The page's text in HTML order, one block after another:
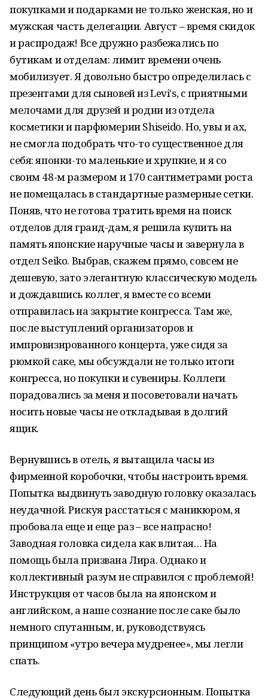
покупками и подарками не только женская, но и
мужская часть делегации. Август – время скидок
и распродаж! Все дружно разбежались по
бутикам и отделам: лимит времени очень
мобилизует. Я довольно быстро определилась с
презентами для сыновей из Levi's, с приятными
мелочами для друзей и родни из отдела
косметики и парфюмерии Shiseido. Но, увы и ах,
не смогла подобрать что-то существенное для
себя: японки-то маленькие и хрупкие, и я со
своим 48-м размером и 170 сантиметрами роста
не помещалась в стандартные размерные сетки.
Поняв, что не готова тратить время на поиск
отделов для гранд-дам, я решила купить на
память японские наручные часы и завернула в
отдел Seiko. Выбрав, скажем прямо, совсем не
дешевую, зато элегантную классическую модель
и дождавшись коллег, я вместе со всеми
отправилась на закрытие конгресса. Там же,
после выступлений организаторов и
импровизированного концерта, уже сидя за
рюмкой саке, мы обсуждали не только итоги
конгресса, но покупки и сувениры. Коллеги
порадовались за меня и посоветовали начать
носить новые часы не откладывая в долгий
ящик.
Вернувшись в отель, я вытащила часы из
фирменной коробочки, чтобы настроить время.
Попытка выдвинуть заводную головку оказалась
неудачной. Рискуя расстаться с маникюром, я
пробовала еще и еще раз – все напрасно!
Заводная головка сидела как влитая… На
помощь была призвана Лира. Однако и
коллективный разум не справился с проблемой!
Инструкция от часов была на японском и
английском, а наше сознание после саке было
немного спутанным, и, руководствуясь
принципом «утро вечера мудренее», мы легли
спать.
Следующий день был экскурсионным. Попытка